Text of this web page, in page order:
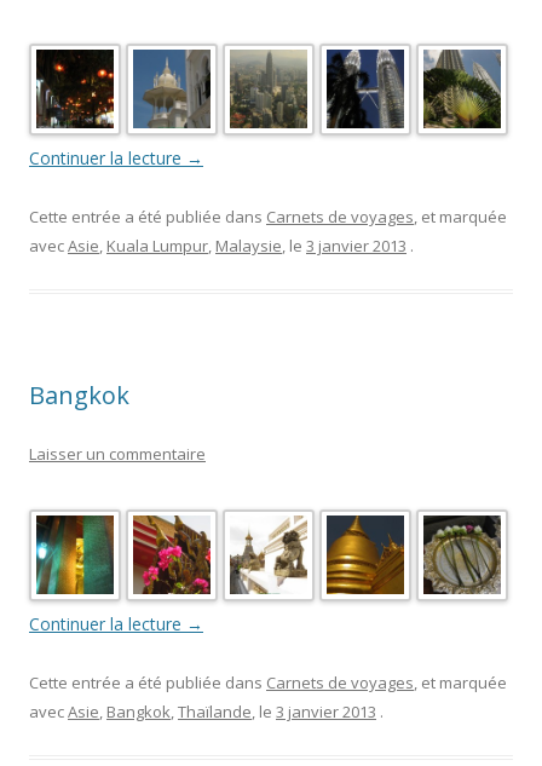
Continuer la lecture →
Cette entrée a été publiée dans Carnets de voyages, et marquée
avecAsie, Kuala Lumpur, Malaysie, le 3 janvier 2013 .
Bangkok
Laisser un commentaire
Continuer la lecture →
Cette entrée a été publiée dans Carnets de voyages, et marquée
avecAsie, Bangkok,Thaïlande, le 3 janvier 2013 .